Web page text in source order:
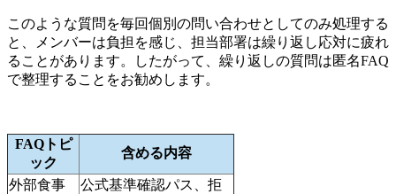
このような質問を毎回個別の問い合わせとしてのみ処理する
と、メンバーは負担を感じ、担当部署は繰り返し応対に疲れ
ることがあります。したがって、繰り返しの質問は匿名FAQ
で整理することをお勧めします。
FAQトピ
ック
含める内容
外部食事
公式基準確認パス、拒